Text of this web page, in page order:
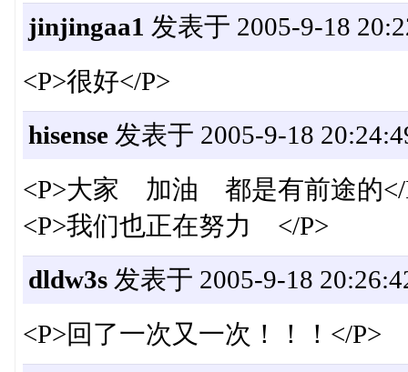
jinjingaa1 发表于 2005-9-18
<P>很好</P>
hisense发表于 2005-9-18
<P>大家 加油 都是有前途的</
<P>我们也正在努力 </P>
dldw3s发表于 2005-9-18
<P>回了一次又一次！！！</P>